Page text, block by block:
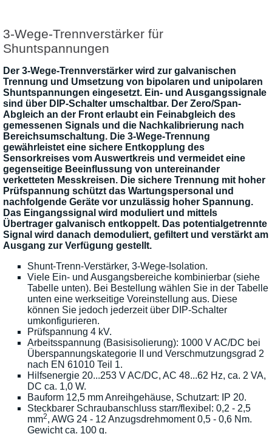
3-Wege-Trennverstärker für
Shuntspannungen
Der 3-Wege-Trennverstärker wird zur galvanischen
Trennung und Umsetzung von bipolaren und unipolaren
Shuntspannungen eingesetzt. Ein- und Ausgangssignale
sind über DIP-Schalter umschaltbar. Der Zero/Span-
Abgleich an der Front erlaubt ein Feinabgleich des
gemessenen Signals und die Nachkalibrierung nach
Bereichsumschaltung. Die 3-Wege-Trennung
gewährleistet eine sichere Entkopplung des
Sensorkreises vom Auswertkreis und vermeidet eine
gegenseitige Beeinflussung von untereinander
verketteten Messkreisen. Die sichere Trennung mit hoher
Prüfspannung schützt das Wartungspersonal und
nachfolgende Geräte vor unzulässig hoher Spannung.
Das Eingangssignal wird moduliert und mittels
Übertrager galvanisch entkoppelt. Das potentialgetrennte
Signal wird danach demoduliert, gefiltert und verstärkt am
Ausgang zur Verfügung gestellt.
Shunt-Trenn-Verstärker, 3-Wege-Isolation.
Viele Ein- und Ausgangsbereiche kombinierbar (siehe
Tabelle unten). Bei Bestellung wählen Sie in der Tabelle
unten eine werkseitige Voreinstellung aus. Diese
können Sie jedoch jederzeit über DIP-Schalter
umkonfigurieren.
Prüfspannung 4 kV.
Arbeitsspannung (Basisisolierung): 1000 V AC/DC bei
Überspannungskategorie II und Verschmutzungsgrad 2
nach EN 61010 Teil 1.
Hilfsenergie 20...253 V AC/DC, AC 48...62 Hz, ca. 2 VA,
DC ca. 1,0 W.
Bauform 12,5 mm Anreihgehäuse, Schutzart: IP 20.
Steckbarer Schraubanschluss starr/flexibel: 0,2 - 2,5
mm2, AWG 24 - 12 Anzugsdrehmoment 0,5 - 0,6 Nm.
Gewicht ca. 100 g.